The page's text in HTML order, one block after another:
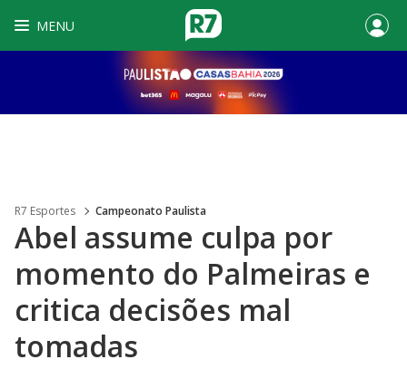
MENU
R7 Esportes Campeonato Paulista
Abel assume culpa por
momento do Palmeiras e
critica decisões mal
tomadas